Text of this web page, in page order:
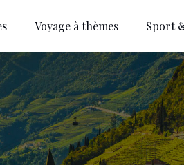
Voyage à thèmes Sport